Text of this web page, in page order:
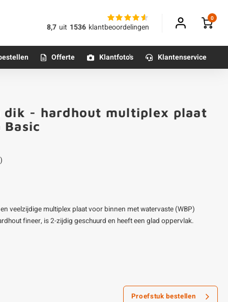
8,7 uit 1536 klantbeoordelingen
0
Betonmortels
Alle poten & onderstellen
Offerte Klantfoto's Klantenservice
dik - hardhout multiplex plaat
veelzijdige multiplex plaat voor binnen met watervaste (WBP)
fineer, is 2-zijdig geschuurd en heeft een glad oppervlak.
Proefstuk bestellen